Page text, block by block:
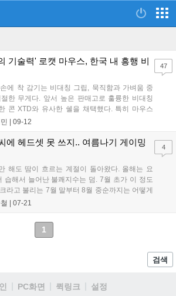
기술력' 로캣 마우스, 한국 내 흥행 비
에 착 감기는 비대칭 그립, 묵직함과 가벼움 중
한 무게다. 앞서 높은 판매고로 훌륭한 비대칭
콘 XTD와 유사한 쉘을 채택했다. 특히 마우스
보편적으로 서양인 보다는 동양인이 쥐기 편했
전천후 마우스로 평가받는다. 더군다나 무게는
겁지도, 가볍지도 않은 적당한 무게로 호불호가
다....
09-12
47
에 헤드셋 못 쓰지.. 여름나기 게이밍
해도 땀이 흐르는 계절이 돌아왔다. 올해는 요
습해서 늘어난 불쾌지수는 덤. 7월 초가 이 정도
라고 불리는 7월 말부터 8월 중순까지는 어떻게
캄캄해진다. 이에 여름철 게이밍 환경을 더욱
원짜리라던가, 혹은 휴대폰을 사면 주는 이어폰
편하고 또 성능도 그럭저럭 괜찮다는 생각이 들
07-21
4
1
검색
PC화면 퀵링크
설정